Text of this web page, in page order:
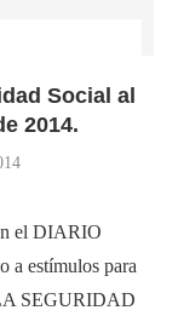
Social al
2014.
el DIARIO
estímulos para
SEGURIDAD